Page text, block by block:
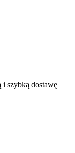
szybką dostawę